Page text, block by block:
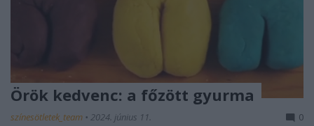
Örök kedvenc: a főzött gyurma
színesötletek_team • 2024. június 11. 0